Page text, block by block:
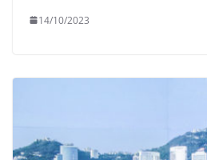
14/10/2023